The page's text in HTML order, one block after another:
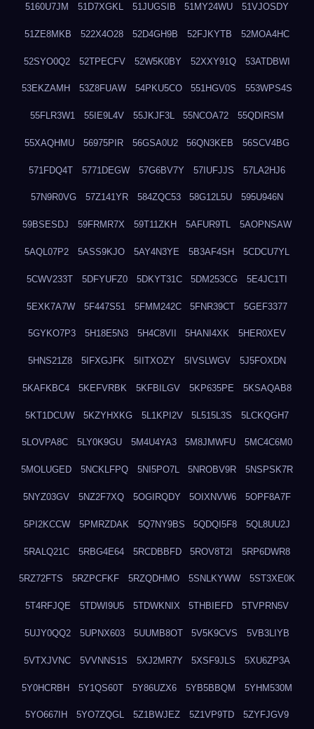
5160U7JM 51D7XGKL 51JUGSIB 51MY24WU 51VJOSDY
51ZE8MKB 522X4O28 52D4GH9B 52FJKYTB 52MOA4HC
52SYO0Q2 52TPECFV 52W5K0BY 52XXY91Q 53ATDBWI
53EKZAMH 53Z8FUAW 54PKU5CO 551HGV0S 553WPS4S
55FLR3W1 55IE9L4V 55JKJF3L 55NCOA72 55QDIRSM
55XAQHMU 56975PIR 56GSA0U2 56QN3KEB 56SCV4BG
571FDQ4T 5771DEGW 57G6BV7Y 57IUFJJS 57LA2HJ6
57N9R0VG 57Z141YR 584ZQC53 58G12L5U 595U946N
59BSESDJ 59FRMR7X 59T11ZKH 5AFUR9TL 5AOPNSAW
5AQL07P2 5ASS9KJO 5AY4N3YE 5B3AF4SH 5CDCU7YL
5CWV233T 5DFYUFZ0 5DKYT31C 5DM253CG 5E4JC1TI
5EXK7A7W 5F447S51 5FMM242C 5FNR39CT 5GEF3377
5GYKO7P3 5H18E5N3 5H4C8VII 5HANI4XK 5HER0XEV
5HNS21Z8 5IFXGJFK 5IITXOZY 5IVSLWGV 5J5FOXDN
5KAFKBC4 5KEFVRBK 5KFBILGV 5KP635PE 5KSAQAB8
5KT1DCUW 5KZYHXKG 5L1KPI2V 5L515L3S 5LCKQGH7
5LOVPA8C 5LY0K9GU 5M4U4YA3 5M8JMWFU 5MC4C6M0
5MOLUGED 5NCKLFPQ 5NI5PO7L 5NROBV9R 5NSPSK7R
5NYZ03GV 5NZ2F7XQ 5OGIRQDY 5OIXNVW6 5OPF8A7F
5PI2KCCW 5PMRZDAK 5Q7NY9BS 5QDQI5F8 5QL8UU2J
5RALQ21C 5RBG4E64 5RCDBBFD 5ROV8T2I 5RP6DWR8
5RZ72FTS 5RZPCFKF 5RZQDHMO 5SNLKYWW 5ST3XE0K
5T4RFJQE 5TDWI9U5 5TDWKNIX 5THBIEFD 5TVPRN5V
5UJY0QQ2 5UPNX603 5UUMB8OT 5V5K9CVS 5VB3LIYB
5VTXJVNC 5VVNNS1S 5XJ2MR7Y 5XSF9JLS 5XU6ZP3A
5Y0HCRBH 5Y1QS60T 5Y86UZX6 5YB5BBQM 5YHM530M
5YO667IH 5YO7ZQGL 5Z1BWJEZ 5Z1VP9TD 5ZYFJGV9